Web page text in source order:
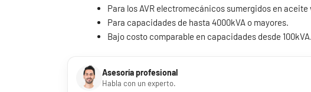
Para los AVR electromecánicos sumergidos en
Para capacidades de hasta 4000kVA o mayores.
Bajo costo comparable en capacidades desde 100kVA.
Asesoría profesional
Habla con un experto.